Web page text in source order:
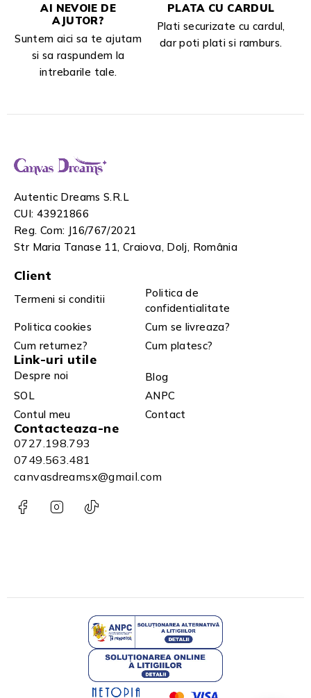
AI NEVOIE DE
AJUTOR?
Suntem aici sa te ajutam
si sa raspundem la
intrebarile tale.
PLATA CU CARDUL
Plati securizate cu cardul,
dar poti plati si ramburs.
Autentic Dreams S.R.L
CUI: 43921866
Reg. Com: J16/767/2021
Str Maria Tanase 11, Craiova, Dolj, România
Client
Termeni si conditii
Politica de
confidentialitate
Politica cookies
Cum se livreaza?
Cum returnez?
Cum platesc?
Link-uri utile
Despre noi
Blog
SOL
ANPC
Contul meu
Contact
Contacteaza-ne
0727.198.793
0749.563.481
canvasdreamsx@gmail.com